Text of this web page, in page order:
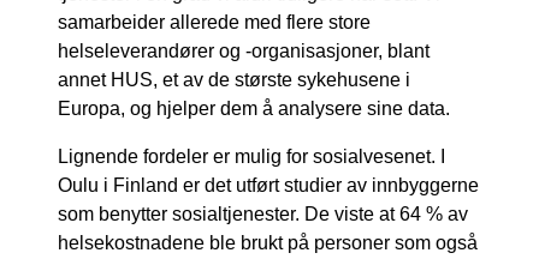
samarbeider allerede med flere store
helseleverandører og -organisasjoner, blant
annet HUS, et av de største sykehusene i
Europa, og hjelper dem å analysere sine data.
Lignende fordeler er mulig for sosialvesenet. I
Oulu i Finland er det utført studier av innbyggerne
som benytter sosialtjenester. De viste at 64 % av
helsekostnadene ble brukt på personer som også